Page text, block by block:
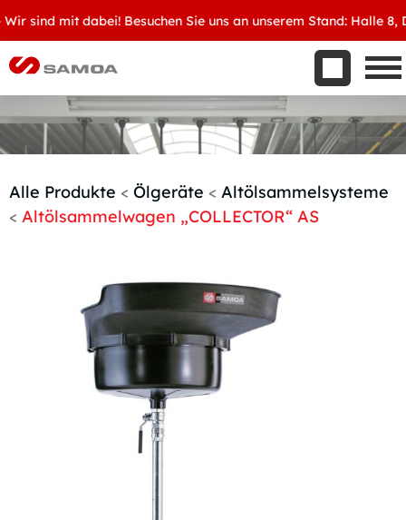
sind mit dabei! Besuchen Sie uns an unserem Stand: Halle 8,
Aktuelles
Kontakt
Handelspartner werden
Alle Produkte < Ölgeräte < Altölsammelsysteme
< Altölsammelwagen „COLLECTOR“ AS